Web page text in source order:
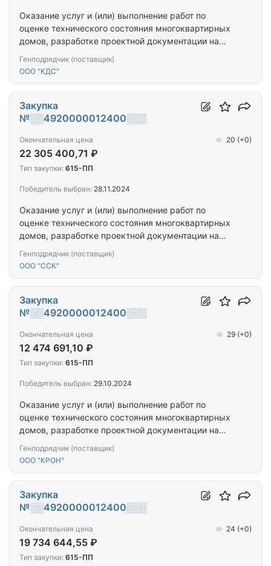
Оказание услуг и (или) выполнение работ по
оценке технического состояния многоквартирных
домов, разработке проектной документации на
имущества многоквартирных домов,
многоквартирных домов (ПРОЕКТ+СМР) (г.
Ковдор_4МКД)
Генподрядчик (поставщик)
ООО "КДС"
Оказание услуг и (или) выполнение работ по
оценке технического состояния многоквартирных
домов, разработке проектной документации на
имущества многоквартирных домов,
многоквартирных домов (ПРОЕКТ+СМР) (г.
Североморск, ул. Душенова, д. 10,г. Североморск,
ул. Северная Застава, д. 40)
Генподрядчик (поставщик)
ООО "ССК"
Закупка
№░░4920000012400░░░
Окончательная цена
22 305 400,71 ₽
20 (+0)
Тип закупки: 615-ПП
Победитель выбран: 28.11.2024
Оказание услуг и (или) выполнение работ по
оценке технического состояния многоквартирных
домов, разработке проектной документации на
имущества многоквартирных домов,
многоквартирных домов (ПРОЕКТ+СМР) (г.
Мурманск, пгт. Мурмаши_10МКД)
Генподрядчик (поставщик)
ООО "КРОН"
Закупка
№░░4920000012400░░░
Окончательная цена
12 474 691,10 ₽
29 (+0)
Тип закупки: 615-ПП
Победитель выбран: 29.10.2024
Закупка
№░░4920000012400░░░
Окончательная цена
19 734 644,55 ₽
24 (+0)
Тип закупки: 615-ПП